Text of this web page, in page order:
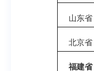
山东省
北京省
福建省